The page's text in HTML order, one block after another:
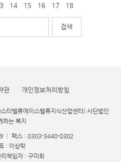
14 15 16 17 18
관 개인정보처리방침
터밸류에이스밸류지식산업센터) 사단법인
하는 복지
팩스 : 0303-3440-0302
: 이상락
책임자 : 구미희